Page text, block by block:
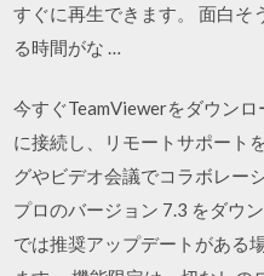
すぐに再生できます。 面白そ
る時間がな …
今すぐTeamViewerをダウン
に接続し、リモートサポート
グやビデオ会議でコラボレー
プロのバージョン 7.3 をダウ
では推奨アップデートがある